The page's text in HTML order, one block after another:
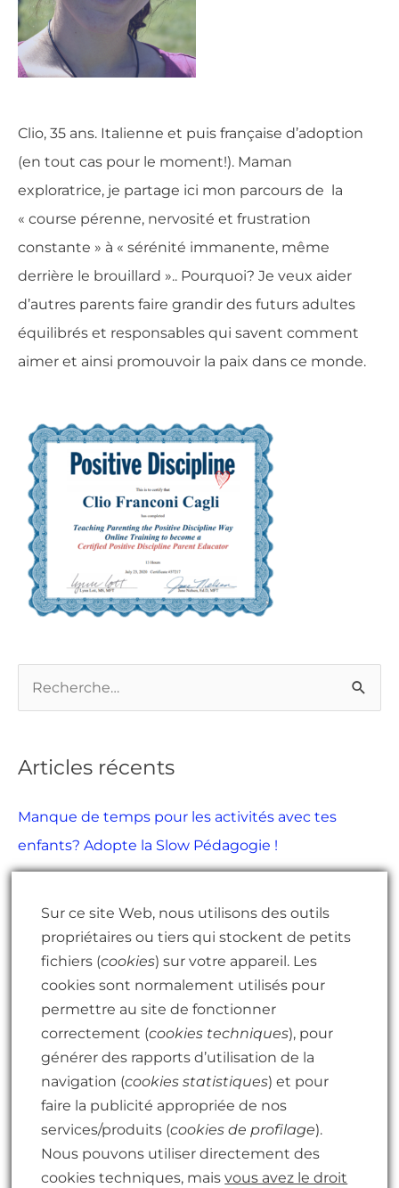
Clio, 35 ans. Italienne et puis française d’adoption
(en tout cas pour le moment!). Maman
exploratrice, je partage ici mon parcours de la
« course pérenne, nervosité et frustration
constante » à « sérénité immanente, même
derrière le brouillard ».. Pourquoi? Je veux aider
d’autres parents faire grandir des futurs adultes
équilibrés et responsables qui savent comment
aimer et ainsi promouvoir la paix dans ce monde.
h
c
Articles récents
Manque de temps pour les activités avec tes
enfants? Adopte la Slow Pédagogie !
En quoi parler du stress des bébés est plus
important de ce que tu penses
5 phrases que tu dois arrêter de répéter pour
vaincre le stress toxique
Qu’est-ce que le stress? 6 choses qu’un parent
devrait savoir
Les rôles multiples des femmes : un équilibre est
possible?
Mentions légales
Sur ce site Web, nous utilisons des outils
propriétaires ou tiers qui stockent de petits
fichiers (cookies) sur votre appareil. Les
cookies sont normalement utilisés pour
permettre au site de fonctionner
correctement (cookies techniques), pour
générer des rapports d’utilisation de la
navigation (cookies statistiques) et pour
faire la publicité appropriée de nos
services/produits (cookies de profilage).
Nous pouvons utiliser directement des
cookies techniques, maisvous avez le droit